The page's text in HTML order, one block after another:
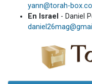
yann@torah-
En Israel - Daniel